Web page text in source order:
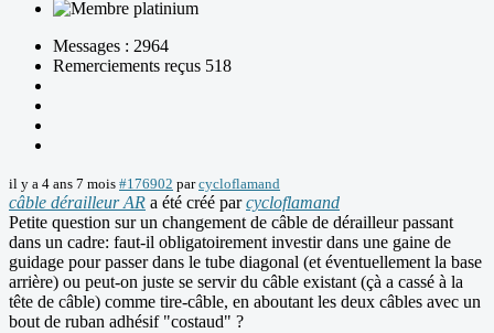
Messages : 2964
Remerciements reçus 518
il y a 4 ans 7 mois #176902 parcycloflamand
câble dérailleur AR a été créé parcycloflamand
Petite question sur un changement de câble de dérailleur passant
dans un cadre: faut-il obligatoirement investir dans une gaine de
guidage pour passer dans le tube diagonal (et éventuellement la base
arrière) ou peut-on juste se servir du câble existant (çà a cassé à la
tête de câble) comme tire-câble, en aboutant les deux câbles avec un
bout de ruban adhésif "costaud" ?